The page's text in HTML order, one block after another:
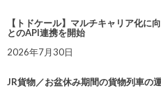
【トドケール】マルチキャリア化
とのAPI連携を開始
2026年7月30日
JR貨物／お盆休み期間の貨物列車の